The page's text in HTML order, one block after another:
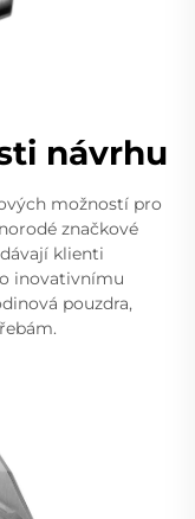
návrhu
možností pro
značkové
klienti
inovativnímu
pouzdra,